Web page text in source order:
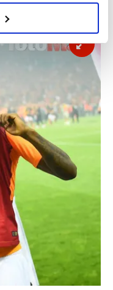
adına
ve bu noktada,
noktasında tek gelir
isteriz.
izin vermedikleri
için İnternet
ait çerezler
çeşitli kişisel
çerezler bilgi
daha işlevsel
yönelik
amaçlarıyla
dedi.